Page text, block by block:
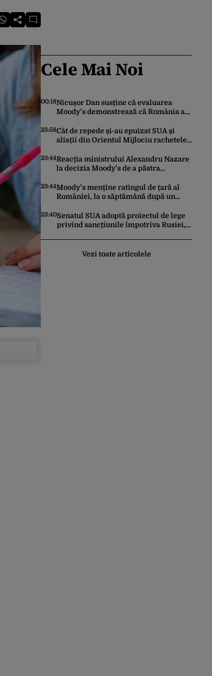
Cele Mai Noi
00:18Nicușor Dan susține că evaluarea
Moody’s demonstrează că România a
încrederea investitorilor: „Totuși,
perspectiva rămâne rezervată”
23:58Cât de repede și-au epuizat SUA și
aliații din Orientul Mijlociu rachetele
23:44Reacția ministrului Alexandru Nazare
la decizia Moody’s de a păstra
„Este un răgaz, dar în niciun caz un
motiv de relaxare”
23:44Moody’s menține ratingul de țară al
României, la o săptămână după un
unui guvern cu puteri depline,
principala vulnerabilitate din raport
23:40Senatul SUA adoptă proiectul de lege
privind sancțiunile împotriva Rusiei,
Vezi toate articolele